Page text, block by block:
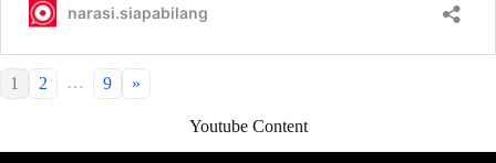
1 2 … 9 »
Youtube Content